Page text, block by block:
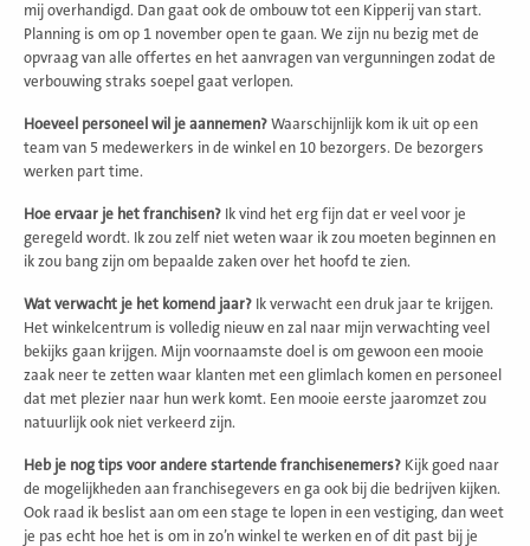
mij overhandigd. Dan gaat ook de ombouw tot een Kipperij van start.
Planning is om op 1 november open te gaan. We zijn nu bezig met de
opvraag van alle offertes en het aanvragen van vergunningen zodat de
verbouwing straks soepel gaat verlopen.
Hoeveel personeel wil je aannemen? Waarschijnlijk kom ik uit op een
team van 5 medewerkers in de winkel en 10 bezorgers. De bezorgers
werken part time.
Hoe ervaar je het franchisen? Ik vind het erg fijn dat er veel voor je
geregeld wordt. Ik zou zelf niet weten waar ik zou moeten beginnen en
ik zou bang zijn om bepaalde zaken over het hoofd te zien.
Wat verwacht je het komend jaar? Ik verwacht een druk jaar te krijgen.
Het winkelcentrum is volledig nieuw en zal naar mijn verwachting veel
bekijks gaan krijgen. Mijn voornaamste doel is om gewoon een mooie
zaak neer te zetten waar klanten met een glimlach komen en personeel
dat met plezier naar hun werk komt. Een mooie eerste jaaromzet zou
natuurlijk ook niet verkeerd zijn.
Heb je nog tips voor andere startende franchisenemers? Kijk goed naar
de mogelijkheden aan franchisegevers en ga ook bij die bedrijven kijken.
Ook raad ik beslist aan om een stage te lopen in een vestiging, dan weet
je pas echt hoe het is om in zo’n winkel te werken en of dit past bij je